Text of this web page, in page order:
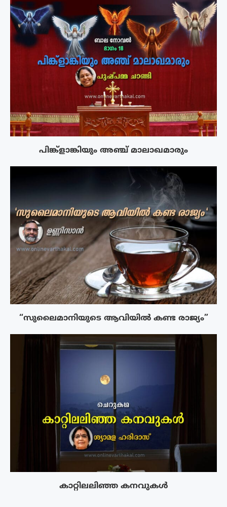
പിങ്ക്ളാങ്കിയും അഞ്ച് മാലാഖമാരും
“സുലൈമാനിയുടെ ആവിയിൽ കണ്ട രാജ്യം”
കാറ്റിലലിഞ്ഞ കനവുകൾ